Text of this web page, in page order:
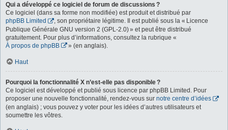
Qui a développé ce logiciel de forum de discussions ?
Ce logiciel (dans sa forme non modifiée) est produit et distribué par
phpBB Limited
, son propriétaire légitime. Il est publié sous la « Licence
Publique Générale GNU version 2 (GPL-2.0) » et peut être distribué
gratuitement. Pour plus d’informations, consultez la rubrique «
À propos de phpBB
» (en anglais).
Haut
Pourquoi la fonctionnalité X n’est-elle pas disponible ?
Ce logiciel est développé et publié sous licence par phpBB Limited. Pour
proposer une nouvelle fonctionnalité, rendez-vous sur notre centre d’idées
(en anglais) ; vous pouvez y voter pour les idées d’autres utilisateurs et
soumettre les vôtres.